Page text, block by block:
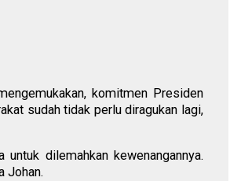
komitmen Presiden
sudah tidak perlu diragukan lagi,
dilemahkan kewenangannya.
Johan.